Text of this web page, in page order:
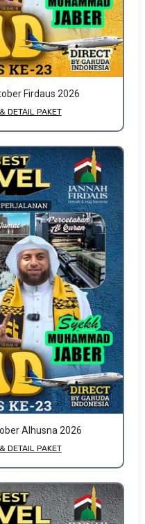
Firdaus 2026
DETAIL PAKET
Alhusna 2026
DETAIL PAKET